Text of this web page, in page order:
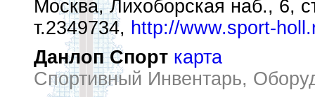
Москва, Лихоборская наб., 6,
т.2349734, http://www.sport-
Данлоп Спорт карта
Спортивный Инвентарь,